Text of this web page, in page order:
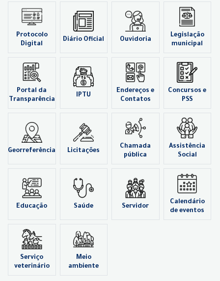
Protocolo
Digital
Diário Oficial Ouvidoria
Legislação
municipal
Portal da
Transparência
IPTU
Endereços e
Contatos
Concursos e
PSS
Georreferência Licitações
Chamada
pública
Assistência
Social
Educação Saúde Servidor
Calendário
de eventos
Serviço
veterinário
Meio
ambiente